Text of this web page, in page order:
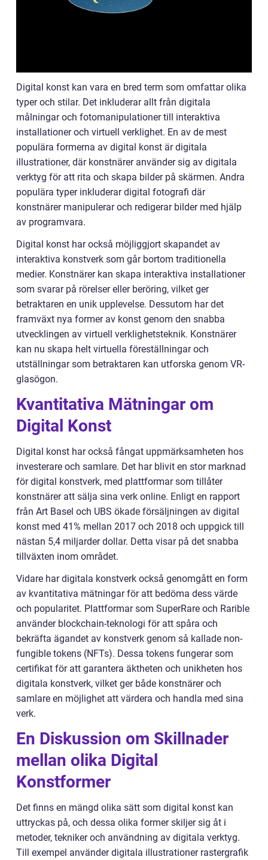
Digital konst kan vara en bred term som omfattar olika
typer och stilar. Det inkluderar allt från digitala
målningar och fotomanipulationer till interaktiva
installationer och virtuell verklighet. En av de mest
populära formerna av digital konst är digitala
illustrationer, där konstnärer använder sig av digitala
verktyg för att rita och skapa bilder på skärmen. Andra
populära typer inkluderar digital fotografi där
konstnärer manipulerar och redigerar bilder med hjälp
av programvara.
Digital konst har också möjliggjort skapandet av
interaktiva konstverk som går bortom traditionella
medier. Konstnärer kan skapa interaktiva installationer
som svarar på rörelser eller beröring, vilket ger
betraktaren en unik upplevelse. Dessutom har det
framväxt nya former av konst genom den snabba
utvecklingen av virtuell verklighetsteknik. Konstnärer
kan nu skapa helt virtuella föreställningar och
utställningar som betraktaren kan utforska genom VR-
glasögon.
Kvantitativa Mätningar om
Digital Konst
Digital konst har också fångat uppmärksamheten hos
investerare och samlare. Det har blivit en stor marknad
för digital konstverk, med plattformar som tillåter
konstnärer att sälja sina verk online. Enligt en rapport
från Art Basel och UBS ökade försäljningen av digital
konst med 41% mellan 2017 och 2018 och uppgick till
nästan 5,4 miljarder dollar. Detta visar på det snabba
tillväxten inom området.
Vidare har digitala konstverk också genomgått en form
av kvantitativa mätningar för att bedöma dess värde
och popularitet. Plattformar som SuperRare och Rarible
använder blockchain-teknologi för att spåra och
bekräfta ägandet av konstverk genom så kallade non-
fungible tokens (NFTs). Dessa tokens fungerar som
certifikat för att garantera äktheten och unikheten hos
digitala konstverk, vilket ger både konstnärer och
samlare en möjlighet att värdera och handla med sina
verk.
En Diskussion om Skillnader
mellan olika Digital
Konstformer
Det finns en mängd olika sätt som digital konst kan
uttryckas på, och dessa olika former skiljer sig åt i
metoder, tekniker och användning av digitala verktyg.
Till exempel använder digitala illustrationer rastergrafik